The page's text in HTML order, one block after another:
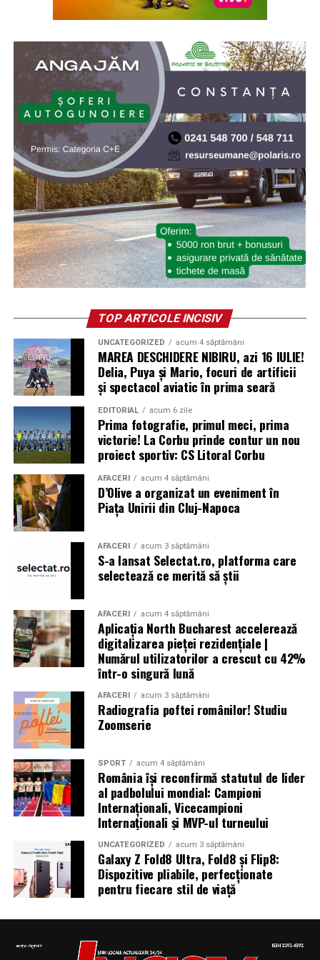
Wiesel”. Elie (Eliezer) Wiesel (1928-2016) a fost evreu-
Holocaustului, scriitor, profesor, filozof, ziarist, eseist și
un activist în drepturile omului. Inaugurarea a avut loc
la 10.X.2005, cu ocazia celei de-a doua comemorări a
„Zilei Holocaustului din România”
* Cu 19 ani în urmă (2007) NASA a lansat sonda Phoenix
Mars Lander, care ulterior a găsit dovezi ale existenței
apei pe planeta Marte. Phoenix Mars Lander, pe scurt
Phoenix, este o navă-robot dedicată continuării misiunii
explorării spațiului, având ca țintă continuarea
explorării planetei Marte a sistemului nostru solar.
Misiunea Phoenix a fost lansată cu succes pe 4 august
2007 și a amartizat în ziua de 25 mai 2008. Programul ar
fi trebuit să dureze 90 de zile marțiene (aproximativ 92
de zile pământene), dar robotul a depășit așteptările
funcționând timp de cinci luni și reușind să transmită
date până în ziua de 2 noiembrie 2008. Proiectul a fost
declarat oficial încheiat pe 10 noiembrie 2008, întrucât
scăderea duratei de expunere la soare și creșterea
frecvenței furtunilor de praf în locul în care se află
sonda nu i-au mai permis acesteia să-și încarce bateriile
solare
* Cu 6 ani în urmă (2020) a avut loc o explozie în zona
portuară a orașului Beirut, capitala Libanului. Aceasta a
fost urmată de un incendiu, câteva alte mici explozii și,
în final, de o detonație masivă, care a fost urmată de un
suflu violent. Potrivit premierului libanez, Hasan Diab,
au explodat 2.750 de tone de nitrat de amoniu
confiscate. Materialul fusese pus la păstrare într-un
depozit timp de șase ani, fără a se lua măsuri de
precauție. În urma exploziei, cel puțin 204 persoane și-
au pierdut viața, peste 6.500 au fost rănite și multe
altele au fost date dispărute. Peste 300.000 de oameni
au rămas fără locuințe în urma exploziilor devastatoare.
Autoritățile din Liban au decretat trei zile de doliu
național
Aniversări – Comemorări
– Sf. Ioan Maria Vianney, preot (Calendarul Romano-
Catolic 2026)
– 1807: S-a născut Constantin Lecca, pictor, tipograf,
editor, scriitor, traducător şi profesor; ctitorul primei
Oltenia, „Mozaicul” (3.X.1838-25.IX.1839); s-a remarcat
în domeniul portretisticii, al picturii religioase (în stil
occidental) şi al picturii cu tematică istorică; participant
TOP ARTICOLE INCISIV
UNCATEGORIZED acum 4 săptămâni
MAREA DESCHIDERE NIBIRU, azi 16 IULIE!
Delia, Puya și Mario, focuri de artificii
și spectacol aviatic în prima seară
EDITORIAL acum 6 zile
Prima fotografie, primul meci, prima
victorie! La Corbu prinde contur un nou
proiect sportiv: CS Litoral Corbu
AFACERI acum 4 săptămâni
D’Olive a organizat un eveniment în
Piața Unirii din Cluj-Napoca
AFACERI acum 3 săptămâni
S-a lansat Selectat.ro, platforma care
selectează ce merită să știi
AFACERI acum 4 săptămâni
Aplicația North Bucharest accelerează
digitalizarea pieței rezidențiale |
Numărul utilizatorilor a crescut cu 42%
într-o singură lună
AFACERI acum 3 săptămâni
Radiografia poftei românilor! Studiu
Zoomserie
SPORT acum 4 săptămâni
România își reconfirmă statutul de lider
al padbolului mondial: Campioni
Internaționali, Vicecampioni
Internaționali și MVP-ul turneului
UNCATEGORIZED acum 3 săptămâni
Galaxy Z Fold8 Ultra, Fold8 și Flip8:
Dispozitive pliabile, perfecționate
pentru fiecare stil de viață